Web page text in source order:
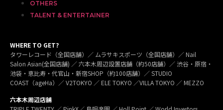
OTHERS
TALENT & ENTERTAINER
WHERE TO GET?
タワーレコード（全国店舗）／ ムラサキスポーツ（全国店舗）／ Nail
Salon Asian(全国店舗) ／ 六本木周辺設置店舗（約50店舗）／ 渋谷・原宿・
池袋・恵比寿・代官山・新宿SHOP（約100店舗）／ STUDIO
COAST（ageHa）／ V2TOKYO ／ ELE TOKYO ／VILLA TOKYO ／ MEZZO
六本木周辺店舗